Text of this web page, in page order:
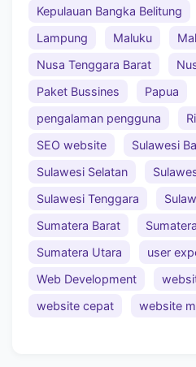
Kepulauan Bangka Belitung
Lampung
Maluku
Nusa Tenggara Barat
Paket Bussines
Papua
pengalaman pengguna
SEO website
Sulawesi
Sulawesi Selatan
Sulawesi Tenggara
Sumatera Barat
Sumatera Utara
user
Web Development
website cepat
website